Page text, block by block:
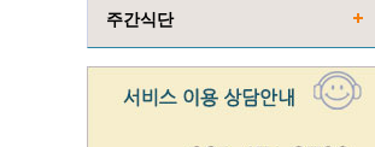
주간식단